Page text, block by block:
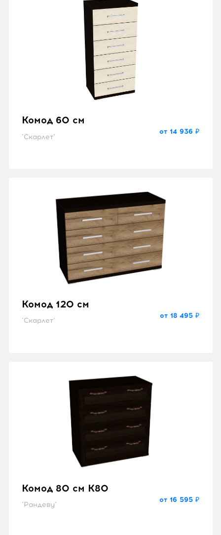
Комод 60 см
"Скарлет"
от 14 936 ₽
Комод 120 см
"Скарлет"
от 18 495 ₽
Комод 80 см K80
"Рандеву"
от 16 595 ₽